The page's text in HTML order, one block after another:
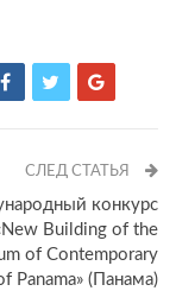
СЛЕД СТАТЬЯ
конкурс
Building of the
of Contemporary
Panama» (Панама)